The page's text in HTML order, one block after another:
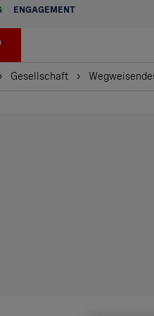
ENGAGEMENT
Gesellschaft